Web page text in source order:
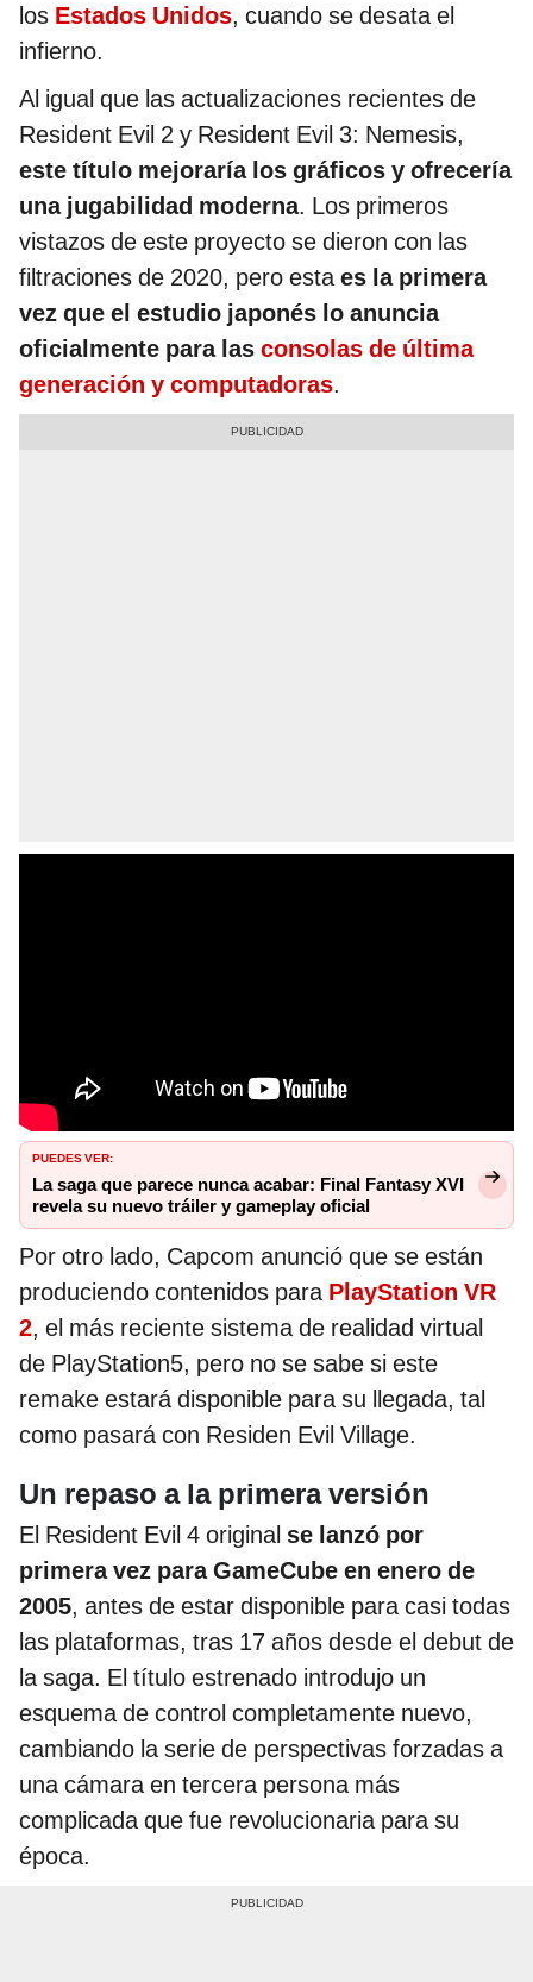
los Estados Unidos, cuando se desata el
infierno.
Al igual que las actualizaciones recientes de
Resident Evil 2 y Resident Evil 3: Nemesis,
este título mejoraría los gráficos y ofrecería
una jugabilidad moderna. Los primeros
vistazos de este proyecto se dieron con las
filtraciones de 2020, pero estaes la primera
vez que el estudio japonés lo anuncia
oficialmente para las consolas de última
generación y computadoras.
PUEDES VER:
La saga que parece nunca acabar: Final Fantasy XVI
revela su nuevo tráiler y gameplay oficial
Por otro lado, Capcom anunció que se están
produciendo contenidos para PlayStation VR
2, el más reciente sistema de realidad virtual
de PlayStation5, pero no se sabe si este
remake estará disponible para su llegada, tal
como pasará con Residen Evil Village.
Un repaso a la primera versión
El Resident Evil 4 original se lanzó por
primera vez para GameCube en enero de
2005, antes de estar disponible para casi todas
las plataformas, tras 17 años desde el debut de
la saga. El título estrenado introdujo un
esquema de control completamente nuevo,
cambiando la serie de perspectivas forzadas a
una cámara en tercera persona más
complicada que fue revolucionaria para su
época.